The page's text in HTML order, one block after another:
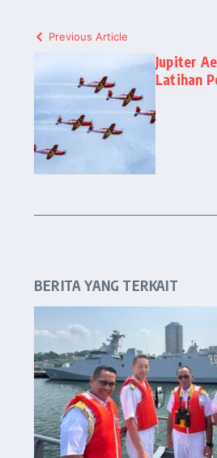
Previous Article
Jupiter
Latihan
BERITA YANG TERKAIT